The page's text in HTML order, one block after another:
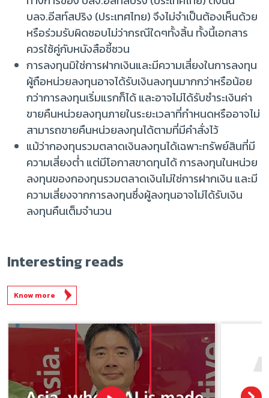
บลจ.อีสท์สปริง (ประเทศไทย) จึงไม่จำเป็นต้องเห็นด้วย
หรือร่วมรับผิดชอบไม่ว่ากรณีใดๆทั้งสิ้น ทั้งนี้เอกสาร
ควรใช้คู่กับหนังสือชี้ชวน
การลงทุนมิใช่การฝากเงินและมีความเสี่ยงในการลงทุน
ผู้ถือหน่วยลงทุนอาจได้รับเงินลงทุนมากกว่าหรือน้อย
กว่าการลงทุนเริ่มแรกก็ได้ และอาจไม่ได้รับชำระเงินค่า
ขายคืนหน่วยลงทุนภายในระยะเวลาที่กำหนดหรืออาจไม่
สามารถขายคืนหน่วยลงทุนได้ตามที่มีคำสั่งไว้
แม้ว่ากองทุนรวมตลาดเงินลงทุนได้เฉพาะทรัพย์สินที่มี
ความเสี่ยงต่ำ แต่มีโอกาสขาดทุนได้ การลงทุนในหน่วย
ลงทุนของกองทุนรวมตลาดเงินไม่ใช่การฝากเงิน และมี
ความเสี่ยงจากการลงทุนซึ่งผู้ลงทุนอาจไม่ได้รับเงิน
ลงทุนคืนเต็มจำนวน
Interesting reads
Know more